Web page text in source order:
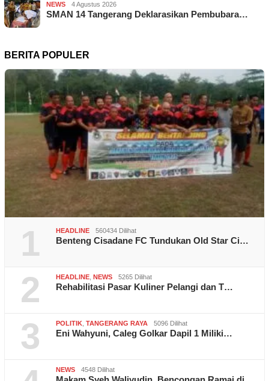
NEWS 4 Agustus 2026
SMAN 14 Tangerang Deklarasikan Pembubara…
BERITA POPULER
1 HEADLINE 560434 Dilihat
Benteng Cisadane FC Tundukan Old Star Ci…
2 HEADLINE NEWS 5265 Dilihat
Rehabilitasi Pasar Kuliner Pelangi dan T…
3 POLITIK TANGERANG RAYA 5096 Dilihat
Eni Wahyuni, Caleg Golkar Dapil 1 Miliki…
NEWS 4548 Dilihat